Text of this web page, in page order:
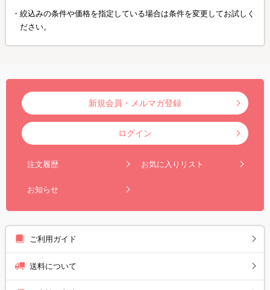
絞込みの条件や価格を指定している場合は条件を変更してお試しく
ださい。
新規会員・メルマガ登録
ログイン
注文履歴 お気に入りリスト
お知らせ
ご利用ガイド
送料について